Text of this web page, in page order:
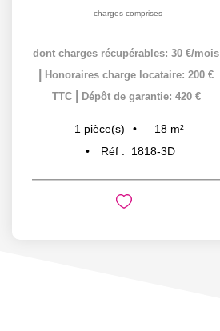
charges comprises
dont charges récupérables: 30 €/mois
Honoraires charge locataire: 200 €
TTC
Dépôt de garantie: 420 €
1 pièce(s) 18 m²
Réf :
1818-3D